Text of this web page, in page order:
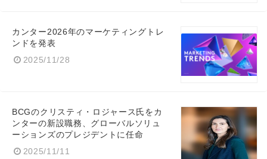
カンター2026年のマーケティングトレ
ンドを発表
2025/11/28
BCGのクリスティ・ロジャース氏をカ
ンターの新設職務、グローバルソリュ
ーションズのプレジデントに任命
2025/11/11